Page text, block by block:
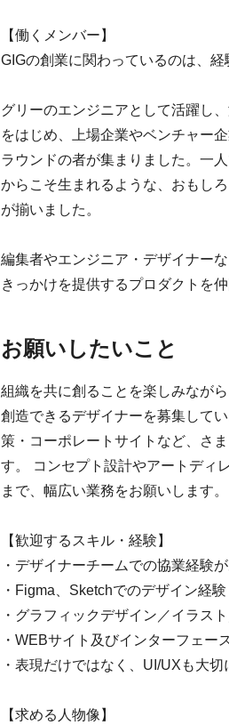
【働くメンバー】
GIGの創業に関わっているのは、経
グリーのエンジニアとして活躍し
をはじめ、上場企業やベンチャー
ラウンドの者が集まりました。一
からこそ生まれるような、おもし
が揃いました。
編集者やエンジニア・デザイナー
きっかけを提供するプロダクトを
お願いしたいこと
組織を共に創ることを楽しみなが
創造できるデザイナーを募集して
策・コーポレートサイトなど、さ
す。 コンセプト設計やアートディ
まで、幅広い業務をお願いします。
【歓迎するスキル・経験】
・デザイナーチームでの協業経験
・Figma、Sketchでのデザイン経験
・グラフィックデザイン／イラス
・WEBサイト及びインターフェー
・表現だけではなく、UI/UXも大切
【求める人物像】